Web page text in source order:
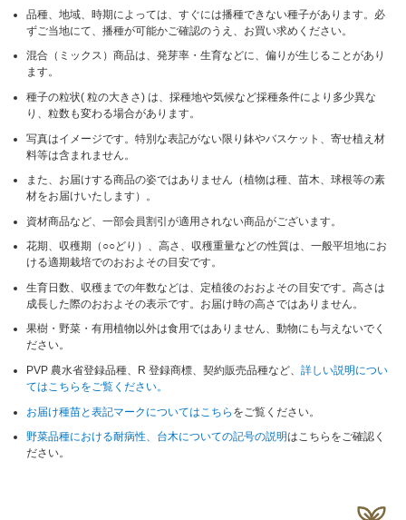
品種、地域、時期によっては、すぐには播種できない種子があります。必
ずご当地にて、播種が可能かご確認のうえ、お買い求めください。
混合（ミックス）商品は、発芽率・生育などに、偏りが生じることがあり
ます。
種子の粒状( 粒の大きさ) は、採種地や気候など採種条件により多少異な
り、粒数も変わる場合があります。
写真はイメージです。特別な表記がない限り鉢やバスケット、寄せ植え材
料等は含まれません。
また、お届けする商品の姿ではありません（植物は種、苗木、球根等の素
材をお届けいたします）。
資材商品など、一部会員割引が適用されない商品がございます。
花期、収穫期（○○どり）、高さ、収穫重量などの性質は、一般平坦地にお
ける適期栽培でのおおよその目安です。
生育日数、収穫までの年数などは、定植後のおおよその目安です。高さは
成長した際のおおよその表示です。お届け時の高さではありません。
果樹・野菜・有用植物以外は食用ではありません、動物にも与えないでく
ださい。
PVP 農水省登録品種、R 登録商標、契約販売品種など、詳しい説明につい
てはこちらをご覧ください。
お届け種苗と表記マークについてはこちら をご覧ください。
野菜品種における耐病性、台木についての記号の説明はこちらをご確認く
ださい。